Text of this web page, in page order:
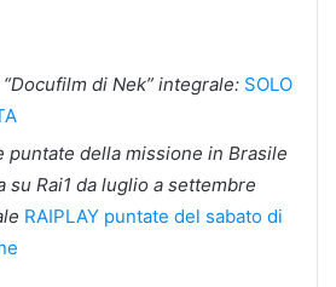
di Nek” integrale: SOLO
puntate della missione in Brasile
su Rai1 da luglio a settembre
RAIPLAY puntate del sabato di